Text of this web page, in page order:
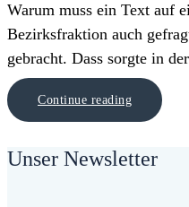
Warum muss ein Text auf
Bezirksfraktion auch
gebracht. Dass sorgte in
Continue reading
Unser Newsletter